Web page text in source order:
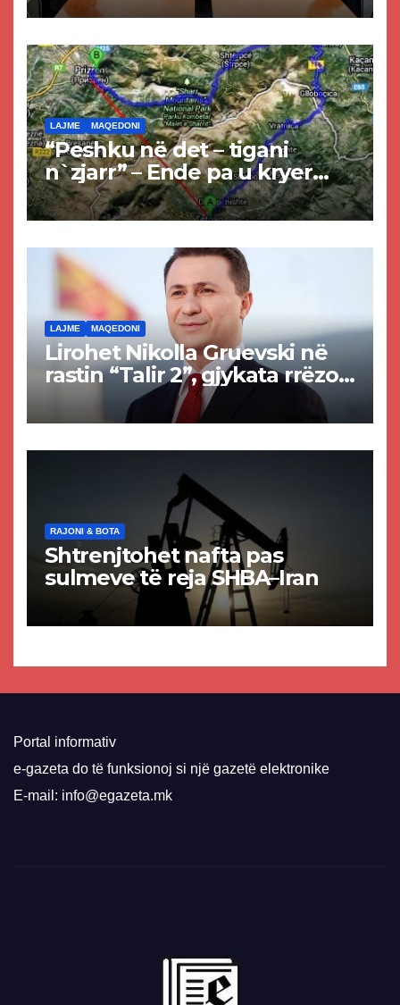
LAJME MAQEDONI
“Peshku në det – tigani
n`zjarr” – Ende pa u kryer
projekti i tunelit, komuna e
Tetovës nis punimet për
LAJME MAQEDONI
Lirohet Nikolla Gruevski në
rastin “Talir 2”, gjykata rrëzon
akuzat për ndërtimin e
paligjshëm të selisë së
RAJONI & BOTA
Shtrenjtohet nafta pas
sulmeve të reja SHBA–Iran
Portal informativ
e-gazeta do të funksionoj si një gazetë elektronike
E-mail: info@egazeta.mk